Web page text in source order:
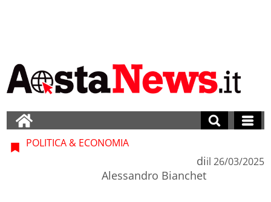
POLITICA & ECONOMIA
di
Alessandro Bianchet
il 26/03/2025